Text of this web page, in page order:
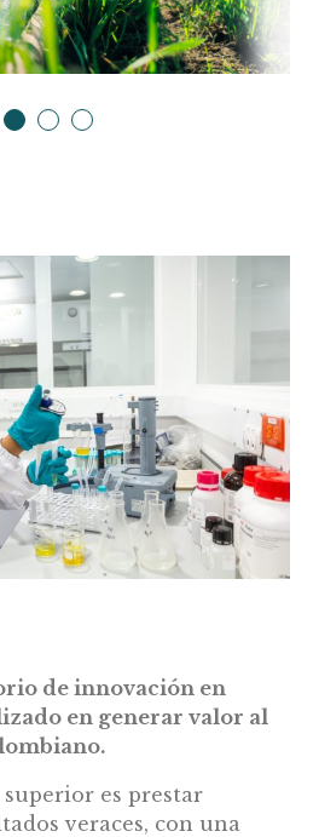
de innovación en
en generar valor al
es prestar
veraces, con una